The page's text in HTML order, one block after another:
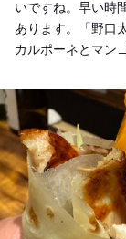
いですね。早い時
あります。「野口
カルポーネとマン